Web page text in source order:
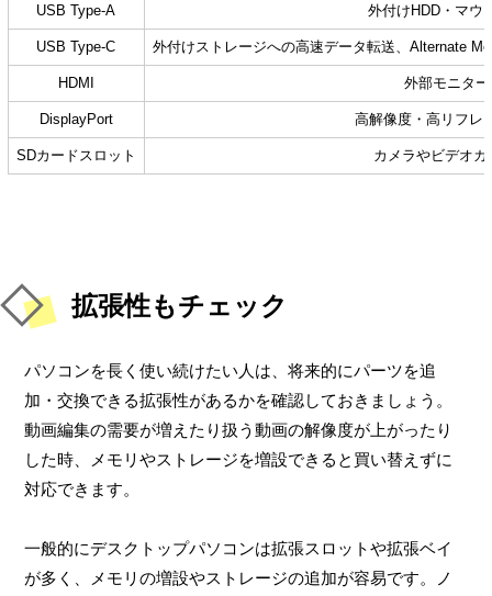
USB Type-A 外付けHDD・マウ
USB Type-C 外付けストレージへの高速データ転送、Alternate
HDMI 外部モニタ
DisplayPort 高解像度・高リフレ
SDカードスロット カメラやビデオ
拡張性もチェック
パソコンを長く使い続けたい人は、将来的にパーツを追
加・交換できる拡張性があるかを確認しておきましょう。
動画編集の需要が増えたり扱う動画の解像度が上がったり
した時、メモリやストレージを増設できると買い替えずに
対応できます。
一般的にデスクトップパソコンは拡張スロットや拡張ベイ
が多く、メモリの増設やストレージの追加が容易です。ノ